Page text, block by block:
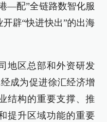
—配”全链路数智化服
辟“快进快出”的出海
地区总部和外资研发
成为促进徐汇经济增
结构的重要支撑、推
提升区域功能的重要